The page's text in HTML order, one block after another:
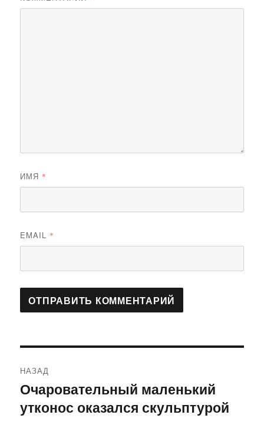
ИМЯ *
EMAIL *
по
записям
НАЗАД
Предыдущая
запись:
Очаровательный маленький
утконос оказался скульптурой